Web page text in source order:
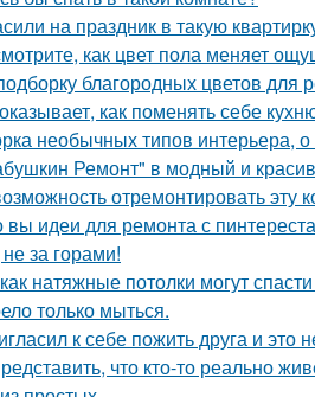
на праздник в такую
как цвет пола меняет
благородных цветов для
как поменять себе
необычных типов интерьера,
Ремонт" в модный и
отремонтировать эту
вы идеи для ремонта с
за горами!
натяжные потолки могут
только мыться.
к себе пожить друга и это
что кто-то реально